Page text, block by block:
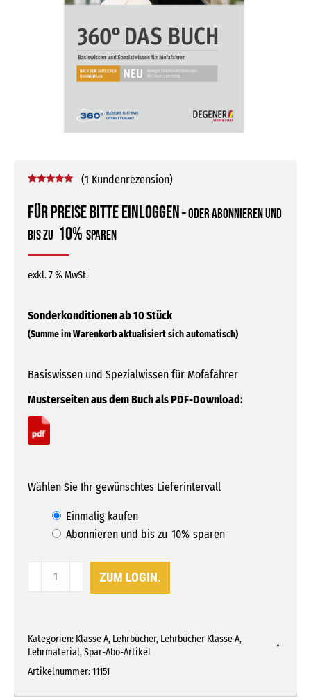
Für Preise bitte einloggen–oder abonnieren und
bis zu 10% sparen
5.00
basierend
Kundenbewertung
(1 Kundenrezension)
exkl. 7 % MwSt.
Basiswissen und Spezialwissen für Mofafahrer
Musterseiten aus dem Buch als PDF-Download:
Wählen Sie Ihr gewünschtes Lieferintervall
Wähle
eine
Kaufart
aus
Einmalig kaufen
Abonnieren und bis zu 10% sparen
ZUM LOGIN.
Kategorien: Klasse A, Lehrbücher, Lehrbücher Klasse A,
Lehrmaterial,Spar-Abo-Artikel
Artikelnummer:11151